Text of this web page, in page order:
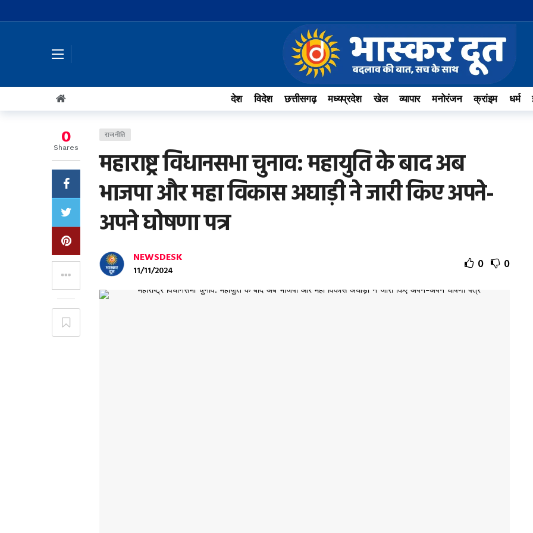
देश विदेश छत्तीसगढ़ मध्यप्रदेश खेल व्यापार मनोरंजन क्रांइम धर्म
राजनीति
महाराष्ट्र विधानसभा चुनाव: महायुति के बाद अब
भाजपा और महा विकास अघाड़ी ने जारी किए अपने-
अपने घोषणा पत्र
NEWSDESK
11/11/2024 0 0
0
Shares